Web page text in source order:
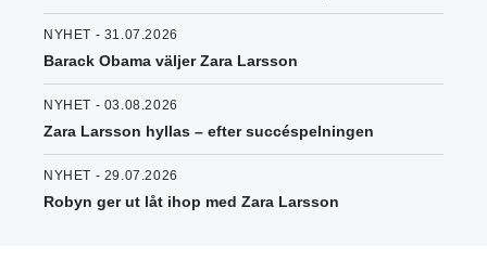
NYHET - 31.07.2026
Barack Obama väljer Zara Larsson
NYHET - 03.08.2026
Zara Larsson hyllas – efter succéspelningen
NYHET - 29.07.2026
Robyn ger ut låt ihop med Zara Larsson